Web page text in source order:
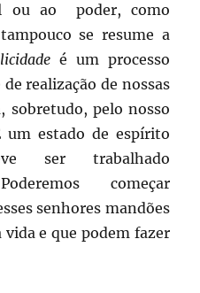
ou ao poder, como
se resume a
é um processo
realização de nossas
sobretudo, pelo nosso
um estado de espírito
ser trabalhado
começar
senhores mandões
e que podem fazer